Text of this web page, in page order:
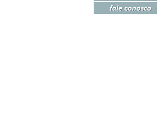
fale conosco